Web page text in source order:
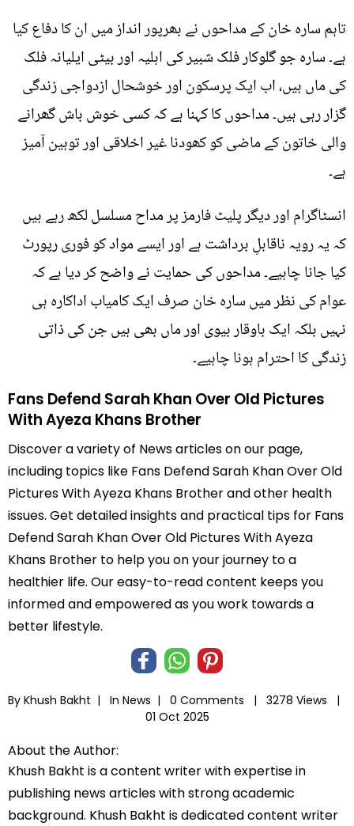
تاہم سارہ خان کے مداحوں نے بھرپور انداز میں ان کا دفاع کیا
ہے۔ سارہ جو گلوکار فلک شبیر کی اہلیہ اور بیٹی ایلیانہ فلک
کی ماں ہیں، اب ایک پرسکون اور خوشحال ازدواجی زندگی
گزار رہی ہیں۔ مداحوں کا کہنا ہے کہ کسی خوش باش گھرانے
والی خاتون کے ماضی کو کھودنا غیر اخلاقی اور توہین آمیز
ہے۔
انسٹاگرام اور دیگر پلیٹ فارمز پر مداح مسلسل لکھ رہے ہیں
کہ یہ رویہ ناقابلِ برداشت ہے اور ایسے مواد کو فوری رپورٹ
کیا جانا چاہیے۔ مداحوں کی حمایت نے واضح کر دیا ہے کہ
عوام کی نظر میں سارہ خان صرف ایک کامیاب اداکارہ ہی
نہیں بلکہ ایک باوقار بیوی اور ماں بھی ہیں جن کی ذاتی
زندگی کا احترام ہونا چاہیے۔
Fans Defend Sarah Khan Over Old Pictures
With Ayeza Khans Brother
Discover a variety of News articles on our page,
including topics like Fans Defend Sarah Khan Over Old
Pictures With Ayeza Khans Brother and other health
issues. Get detailed insights and practical tips for Fans
Defend Sarah Khan Over Old Pictures With Ayeza
Khans Brother to help you on your journey to a
healthier life. Our easy-to-read content keeps you
informed and empowered as you work towards a
better lifestyle.
By Khush Bakht | In News | 0 Comments |
3278 Views |
01 Oct 2025
About the Author:
Khush Bakht is a content writer with expertise in
publishing news articles with strong academic
background. Khush Bakht is dedicated content writer